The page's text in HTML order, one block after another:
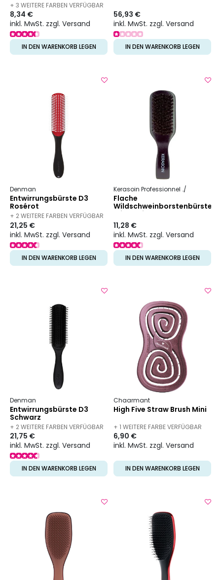
+ 3 WEITERE FARBEN VERFÜGBAR
8,34 €
inkl. MwSt. zzgl. Versand
IN DEN WARENKORB LEGEN
56,93 €
inkl. MwSt. zzgl. Versand
IN DEN WARENKORB LEGEN
Denman
Entwirrungsbürste D3
Rosérot
+ 2 WEITERE FARBEN VERFÜGBAR
21,25 €
inkl. MwSt. zzgl. Versand
IN DEN WARENKORB LEGEN
Kerasoin Professionnel
Flache
Wildschweinborstenbürste
mit 7 Reihen
11,28 €
inkl. MwSt. zzgl. Versand
IN DEN WARENKORB LEGEN
Denman
Entwirrungsbürste D3
Schwarz
+ 2 WEITERE FARBEN VERFÜGBAR
21,75 €
inkl. MwSt. zzgl. Versand
IN DEN WARENKORB LEGEN
Chaarmant
High Five Straw Brush Mini
+ 1 WEITERE FARBE VERFÜGBAR
6,90 €
inkl. MwSt. zzgl. Versand
IN DEN WARENKORB LEGEN